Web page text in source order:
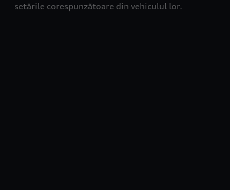
setările corespunzătoare din vehiculul lor.